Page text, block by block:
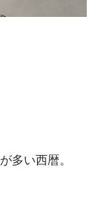
多い西暦。